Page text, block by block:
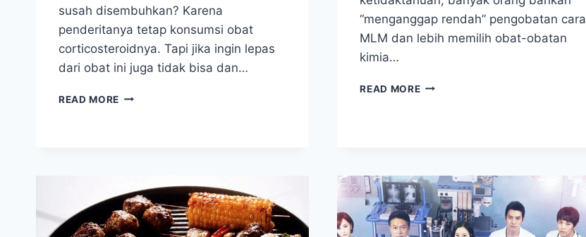
susah disembuhkan? Karena
penderitanya tetap konsumsi obat
corticosteroidnya. Tapi jika ingin lepas
dari obat ini juga tidak bisa dan…
READ MORE BAHAYA
DARINYA
“menganggap rendah” pengobatan cara
MLM dan lebih memilih obat-obatan
kimia…
READ MORESAYA